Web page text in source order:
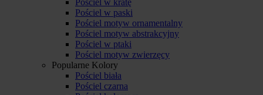
Pościel w kratę
Pościel w paski
Pościel motyw ornamentalny
Pościel motyw abstrakcyjny
Pościel w ptaki
Pościel motyw zwierzęcy
Popularne Kolory
Pościel biała
Pościel czarna